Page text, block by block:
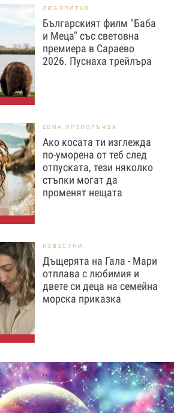
ЛЮБОПИТНО
Българският филм "Баба
и Меца" със световна
премиера в Сараево
2026. Пуснаха трейлъра
EDNA ПРЕПОРЪЧВА
Ако косата ти изглежда
по-уморена от теб след
отпуската, тези няколко
стъпки могат да
променят нещата
ИЗВЕСТНИ
Дъщерята на Гала - Мари
отплава с любимия и
двете си деца на семейна
морска приказка